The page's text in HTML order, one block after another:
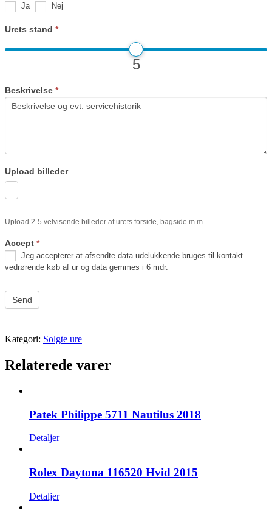
Ja Nej
Urets stand *
5
Beskrivelse *
Upload billeder
Upload 2-5 velvisende billeder af urets forside, bagside m.m.
Accept *
vedrørende køb af ur og data gemmes i 6 mdr.
Send
Kategori: Solgte ure
Relaterede varer
Patek Philippe 5711 Nautilus 2018
Detaljer
Rolex Daytona 116520 Hvid 2015
Detaljer